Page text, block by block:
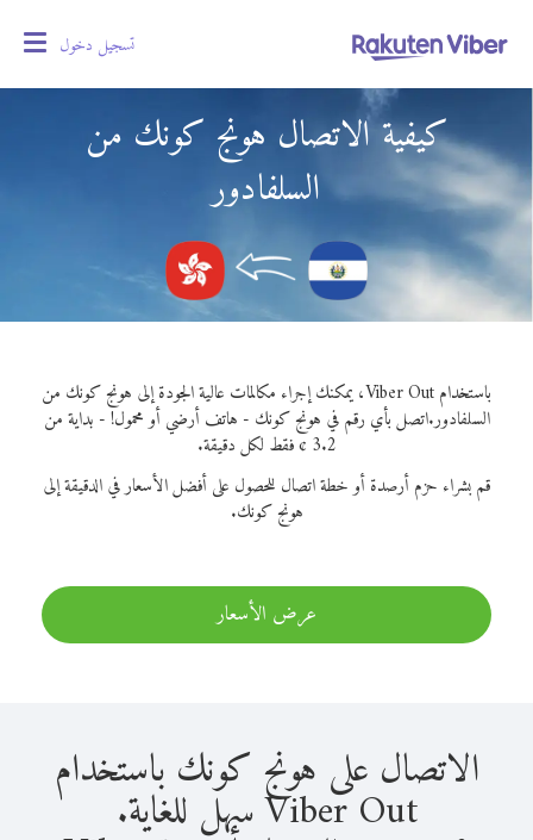
تسجيل دخول
كيفية الاتصال هونج كونك من
السلفادور
باستخدام Viber Out، يمكنك إجراء مكالمات عالية الجودة إلى هونج كونك من
السلفادور.اتصل بأي رقم في هونج كونك - هاتف أرضي أو محمول! - بداية من
3.2 ¢ فقط لكل دقيقة.
قم بشراء حزم أرصدة أو خطة اتصال للحصول على أفضل الأسعار في الدقيقة إلى
هونج كونك.
عرض الأسعار
الاتصال على هونج كونك باستخدام
Viber Out سهل للغاية.